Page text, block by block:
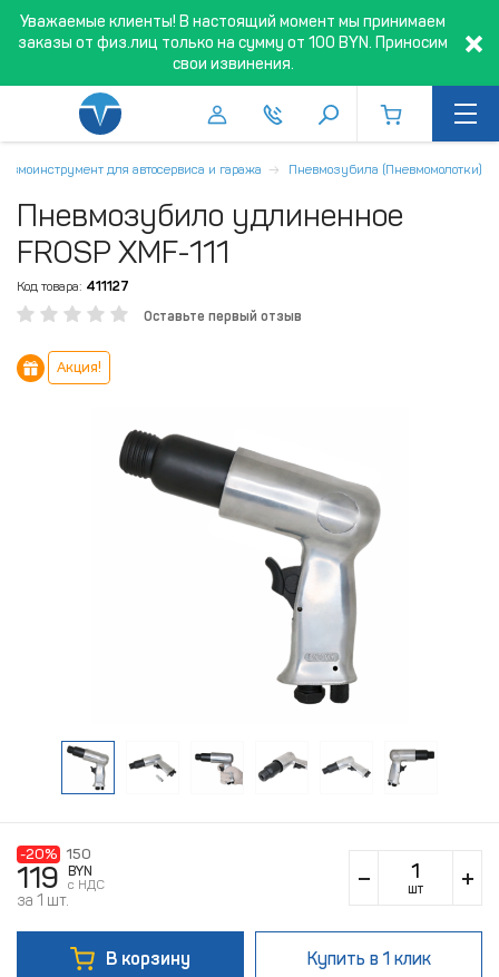
Уважаемые клиенты! В настоящий момент мы принимаем
заказы от физ.лиц только на сумму от 100 BYN. Приносим
свои извинения.
для автосервиса и гаража Пневмозубила (Пневмомолотки)
Пневмозубило удлиненное
FROSP XMF-111
Код товара: 411127
Оставьте первый отзыв
Акция!
-20% 150
119
BYN
c НДС
за 1 шт.
шт
В корзину Купить в 1 клик